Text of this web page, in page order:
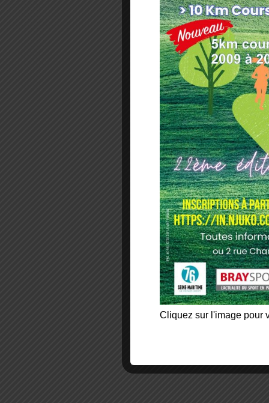
Cliquez sur l'image pour